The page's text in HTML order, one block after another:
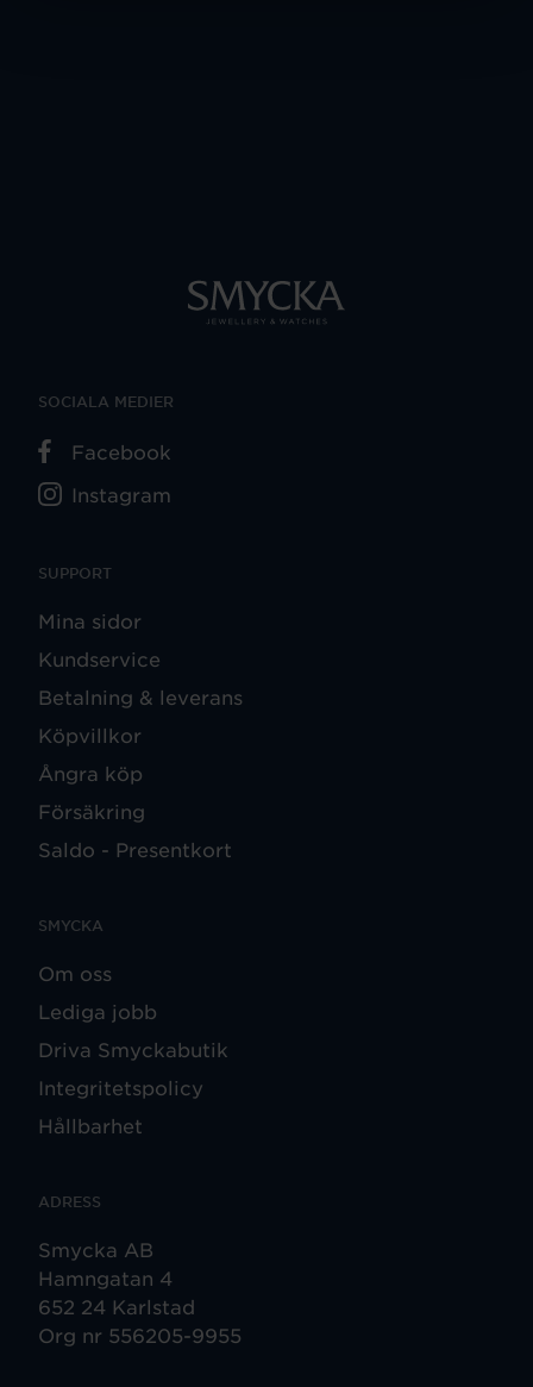
SUPPORT
Mina sidor
Kundservice
Betalning & leverans
Köpvillkor
Ångra köp
Försäkring
Saldo - Presentkort
SMYCKA
Om oss
Lediga jobb
Driva Smyckabutik
Integritetspolicy
Hållbarhet
ADRESS
Smycka AB
Hamngatan 4
652 24 Karlstad
Org nr 556205-9955
SOCIALA MEDIER
Facebook
Instagram